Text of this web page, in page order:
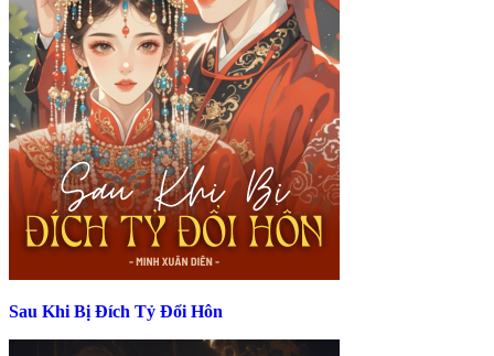
Sau Khi Bị Đích Tỷ Đổi Hôn